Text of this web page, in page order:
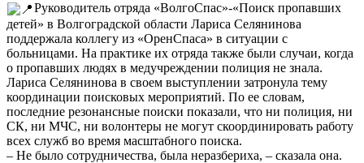
Руководитель отряда «ВолгоСпас»-«Поиск пропавших
детей» в Волгоградской области Лариса Селянинова
поддержала коллегу из «ОренСпаса» в ситуации с
больницами. На практике их отряда также были случаи, когда
о пропавших людях в медучреждении полиция не знала.
Лариса Селянинова в своем выступлении затронула тему
координации поисковых мероприятий. По ее словам,
последние резонансные поиски показали, что ни полиция, ни
СК, ни МЧС, ни волонтеры не могут скоординировать работу
всех служб во время масштабного поиска.
– Не было сотрудничества, была неразбериха, – сказала она.